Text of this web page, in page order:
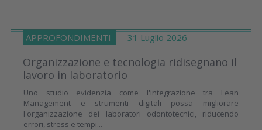
APPROFONDIMENTI 31 Luglio 2026
Organizzazione e tecnologia ridisegnano il
lavoro in laboratorio
Uno studio evidenzia come l'integrazione tra Lean
Management e strumenti digitali possa migliorare
l'organizzazione dei laboratori odontotecnici, riducendo
errori, stress e tempi...